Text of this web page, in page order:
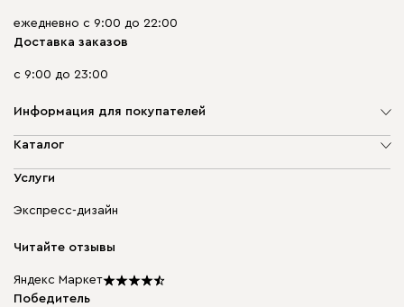
ежедневно с 9:00 до 22:00
Доставка заказов
с 9:00 до 23:00
Информация для покупателей
О компании
Доставка и оплата
диван.клуб
Карьера
Подарочные сертификаты
Мы в прессе
Каталог
Мягкая мебель
Бескаркасная мебель
Столы и стулья
Услуги
Экспресс-дизайн
Читайте отзывы
Яндекс Маркет
Победитель